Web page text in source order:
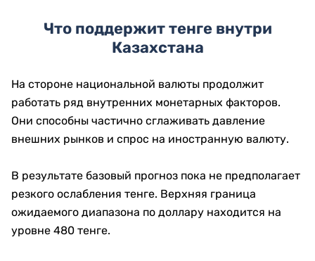
Что поддержит тенге внутри
Казахстана
На стороне национальной валюты продолжит
работать ряд внутренних монетарных факторов.
Они способны частично сглаживать давление
внешних рынков и спрос на иностранную валюту.
В результате базовый прогноз пока не предполагает
резкого ослабления тенге. Верхняя граница
ожидаемого диапазона по доллару находится на
уровне 480 тенге.